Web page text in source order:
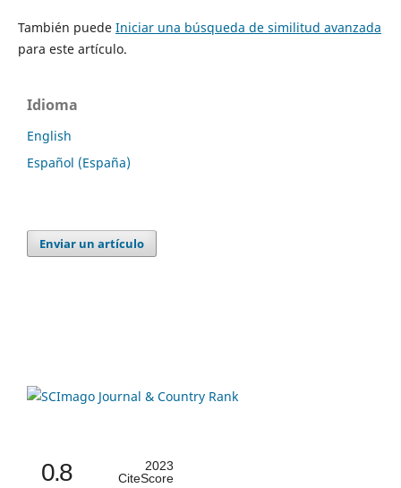
También puede Iniciar una búsqueda de similitud avanzada
para este artículo.
Idioma
English
Español (España)
Enviar un artículo
0.8
2023
CiteScore